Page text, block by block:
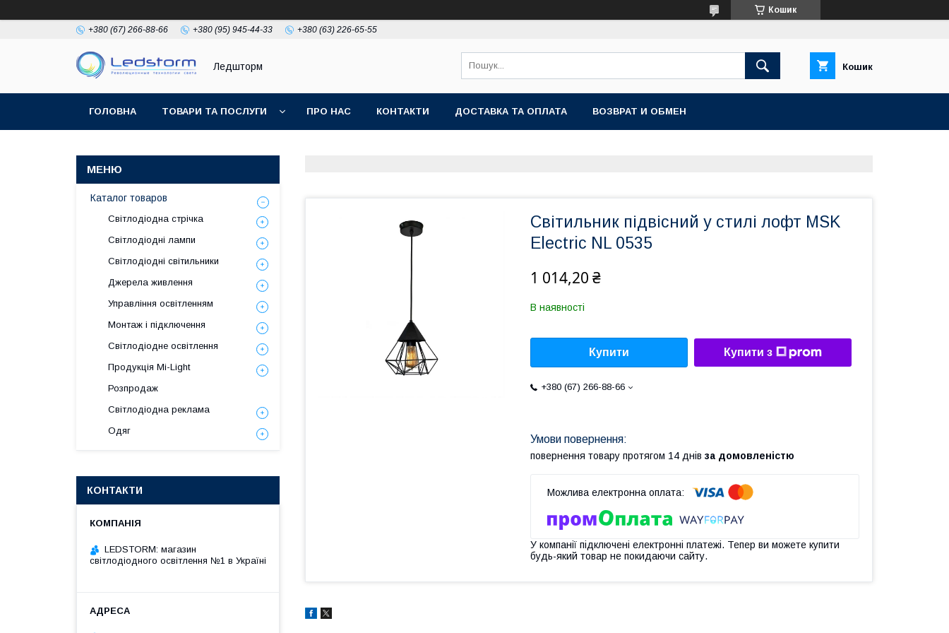
Кошик
+380 (67) 266-88-66 +380 (95) 945-44-33 +380 (63) 226-65-55
Ледшторм Кошик
ГОЛОВНА ТОВАРИ ТА ПОСЛУГИ ПРО НАС КОНТАКТИ ДОСТАВКА ТА ОПЛАТА ВОЗВРАТ И ОБМЕН
Світильник підвісний у стилі лофт MSK
Electric NL 0535
1 014,20 ₴
В наявності
Купити Купити з
+380 (67) 266-88-66
повернення товару протягом 14 днів за домовленістю
У компанії підключені електронні платежі. Тепер ви можете купити
будь-який товар не покидаючи сайту.
Каталог товаров
Світлодіодна стрічка
Світлодіодні лампи
Світлодіодні світильники
Джерела живлення
Управління освітленням
Монтаж і підключення
Світлодіодне освітлення
Продукція Mi-Light
Розпродаж
Світлодіодна реклама
Одяг
КОНТАКТИ
LEDSTORM: магазин
світлодіодного освітлення №1 в Україні